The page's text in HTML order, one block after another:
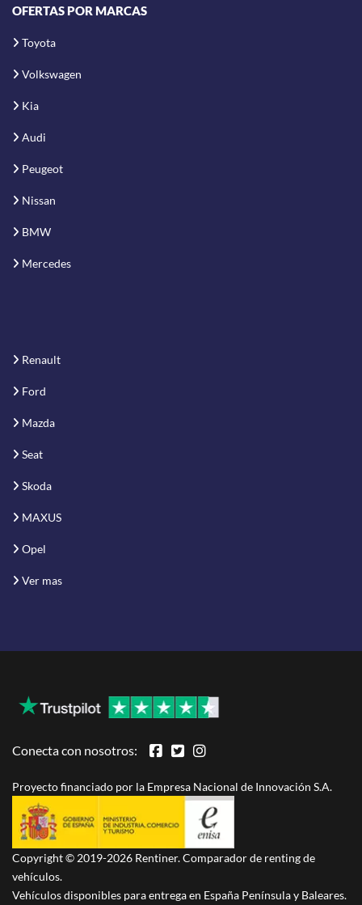
OFERTAS POR MARCAS
Toyota
Volkswagen
Kia
Audi
Peugeot
Nissan
BMW
Mercedes
Renault
Ford
Mazda
Seat
Skoda
MAXUS
Opel
Ver mas
Conecta con nosotros:
Proyecto financiado por la Empresa Nacional de Innovación S.A.
Copyright © 2019-2026 Rentiner. Comparador de renting de
vehículos.
Vehículos disponibles para entrega en España Península y Baleares.